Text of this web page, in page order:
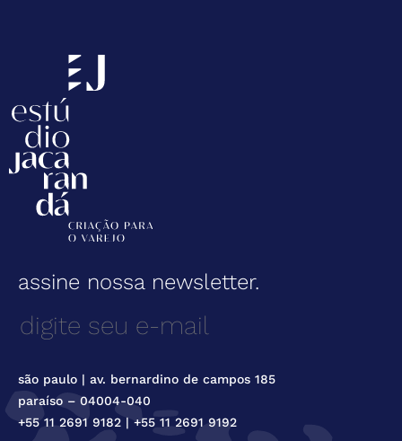
assine nossa newsletter.
são paulo | av. bernardino de campos 185
paraíso – 04004-040
+55 11 2691 9182 | +55 11 2691 9192